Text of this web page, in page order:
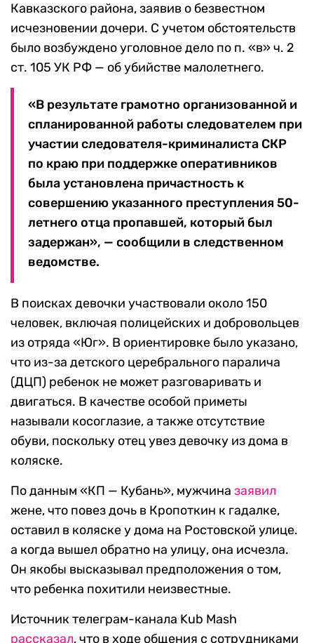
Кавказского района, заявив о безвестном
исчезновении дочери. С учетом обстоятельств
было возбуждено уголовное дело по п. «в» ч. 2
ст. 105 УК РФ — об убийстве малолетнего.
«В результате грамотно организованной и
спланированной работы следователем при
участии следователя-криминалиста СКР
по краю при поддержке оперативников
была установлена причастность к
совершению указанного преступления 50-
летнего отца пропавшей, который был
задержан», — сообщили в следственном
ведомстве.
В поисках девочки участвовали около 150
человек, включая полицейских и добровольцев
из отряда «Юг». В ориентировке было указано,
что из-за детского церебрального паралича
(ДЦП) ребенок не может разговаривать и
двигаться. В качестве особой приметы
называли косоглазие, а также отсутствие
обуви, поскольку отец увез девочку из дома в
коляске.
По данным «КП — Кубань», мужчина заявил
жене, что повез дочь в Кропоткин к гадалке,
оставил в коляске у дома на Ростовской улице.
а когда вышел обратно на улицу, она исчезла.
Он якобы высказывал предположения о том,
что ребенка похитили неизвестные.
Источник телеграм-канала Kub Mash
рассказал, что в ходе общения с сотрудниками